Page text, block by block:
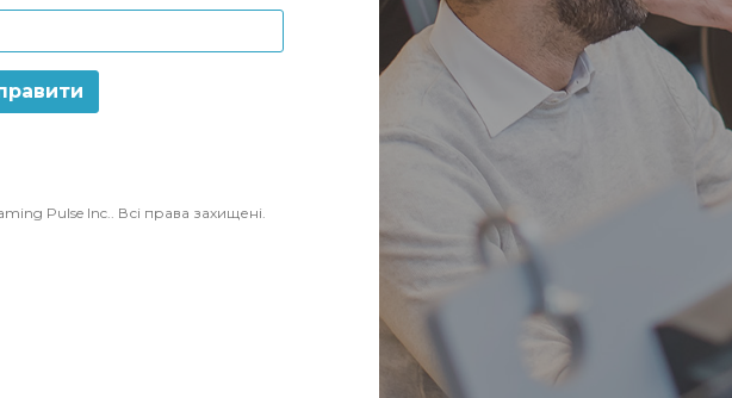
Pulse Inc.. Всі права захищені.